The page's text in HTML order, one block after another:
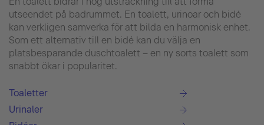
utseendet på badrummet. En toalett, urinoar och bidé
kan verkligen samverka för att bilda en harmonisk enhet.
Som ett alternativ till en bidé kan du välja en
platsbesparande duschtoalett – en ny sorts toalett som
snabbt ökar i popularitet.
Toaletter
Urinaler